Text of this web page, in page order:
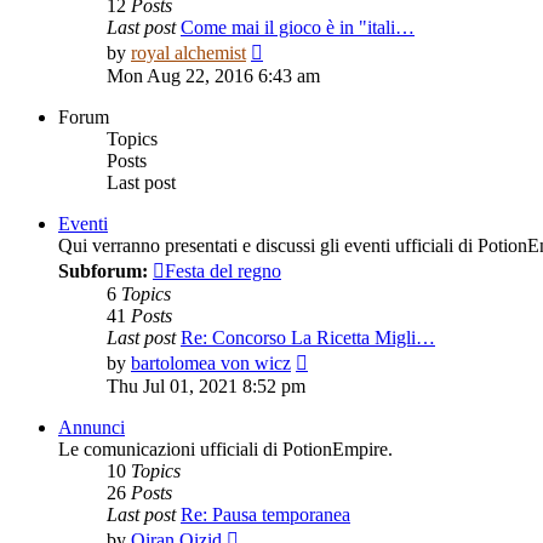
12 Posts
Last post Come mai il gioco è in "itali…
by royal alchemist
the
Mon Aug 22, 2016 6:43 am
Forum
Topics
Posts
Last post
Eventi
Qui verranno presentati e discussi gli eventi ufficiali di
Subforum:
Festa del regno
6 Topics
41 Posts
Last post Re: Concorso La Ricetta Migli…
by bartolomea von wicz
Thu Jul 01, 2021 8:52 pm
Annunci
Le comunicazioni ufficiali di PotionEmpire.
10 Topics
26 Posts
Last post Re: Pausa temporanea